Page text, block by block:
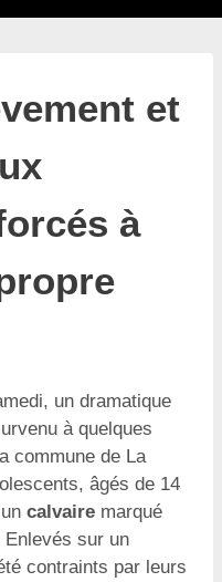
et
à
un dramatique
à quelques
commune de La
âgés de 14
calvaire marqué
Enlevés sur un
contraints par leurs